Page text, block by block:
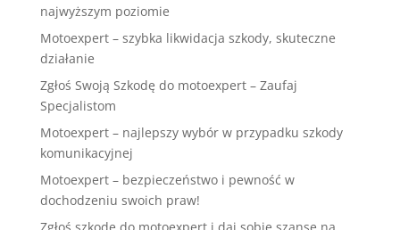
najwyższym poziomie
Motoexpert – szybka likwidacja szkody, skuteczne
działanie
Zgłoś Swoją Szkodę do motoexpert – Zaufaj
Specjalistom
Motoexpert – najlepszy wybór w przypadku szkody
komunikacyjnej
Motoexpert – bezpieczeństwo i pewność w
dochodzeniu swoich praw!
Zgłoś szkodę do motoexpert i daj sobie szansę na